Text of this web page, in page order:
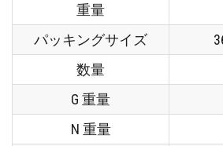
重量
パッキングサイズ
数量
G 重量
N 重量